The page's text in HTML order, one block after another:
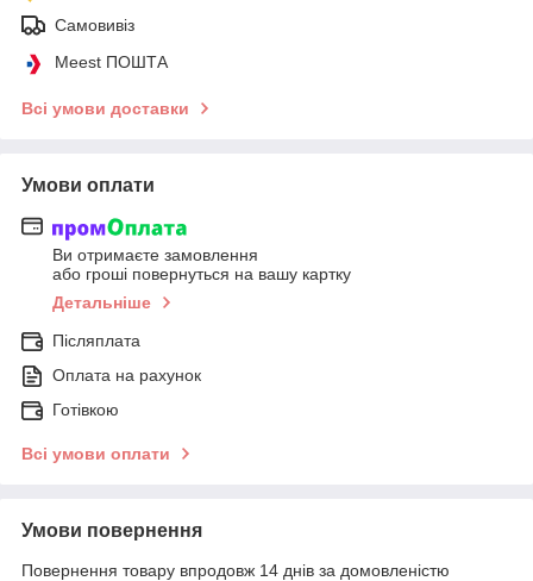
Самовивіз
Meest ПОШТА
Всі умови доставки
Умови оплати
Ви отримаєте замовлення
або гроші повернуться на вашу картку
Детальніше
Післяплата
Оплата на рахунок
Готівкою
Всі умови оплати
Умови повернення
Повернення товару впродовж 14 днів за домовленістю